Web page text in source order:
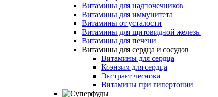
Витамины для надпочечников
Витамины для иммунитета
Витамины от усталости
Витамины для щитовидной железы
Витамины для печени
Витамины для сердца и сосудов
Витамины для сердца
Коэнзим для сердца
Экстракт чеснока
Витамины при гипертонии